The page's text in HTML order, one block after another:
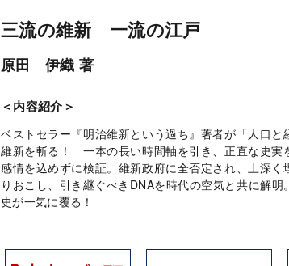
三流の維新 一流の江戸
原田 伊織 著
＜内容紹介＞
ベストセラー『明治維新という過ち』著者が「人口と
維新を斬る！ 一本の長い時間軸を引き、正直な史実
感情を込めずに検証。維新政府に全否定され、土深く
りおこし、引き継ぐべきDNAを時代の空気と共に解
史が一気に覆る！